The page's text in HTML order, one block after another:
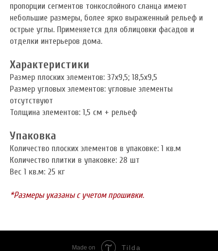
пропорции сегментов тонкослойного сланца имеют
небольшие размеры, более ярко выраженный рельеф и
острые углы. Применяется для облицовки фасадов и
отделки интерьеров дома.
Характеристики
Размер плоских элементов: 37x9,5; 18,5x9,5
Размер угловых элементов: угловые элементы
отсутствуют
Толщина элементов: 1,5 см + рельеф
Упаковка
Количество плоских элементов в упаковке: 1 кв.м
Количество плитки в упаковке: 28 шт
Вес 1 кв.м: 25 кг
*Размеры указаны с учетом прошивки.
Made on Tilda